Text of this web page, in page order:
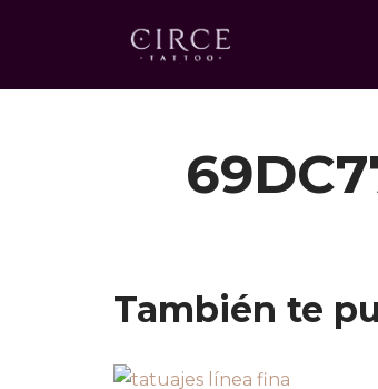
al
También te